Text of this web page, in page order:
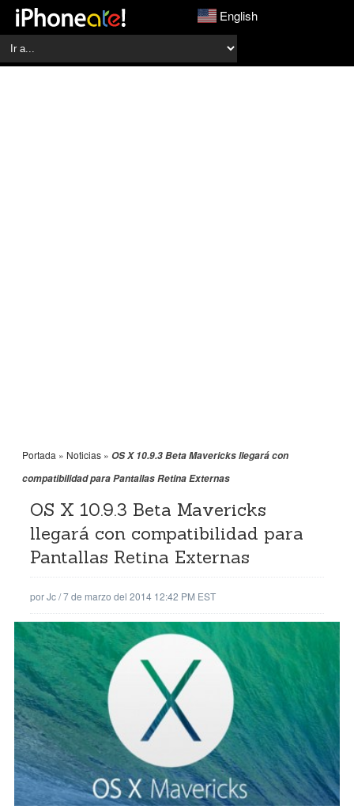
English
Portada » Noticias » OS X 10.9.3 Beta Mavericks llegará con
compatibilidad para Pantallas Retina Externas
OS X 10.9.3 Beta Mavericks
llegará con compatibilidad para
Pantallas Retina Externas
porJc/7 de marzo del 2014 12:42 PM EST